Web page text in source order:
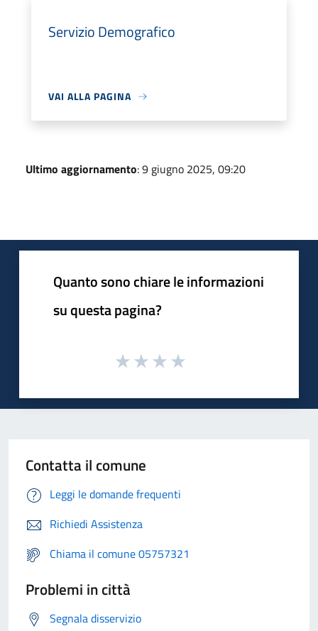
Servizio Demografico
VAI ALLA PAGINA
Ultimo aggiornamento: 9 giugno 2025, 09:20
Quanto sono chiare le informazioni
su questa pagina?
Contatta il comune
Leggi le domande frequenti
Richiedi Assistenza
Chiama il comune 05757321
Problemi in città
Segnala disservizio